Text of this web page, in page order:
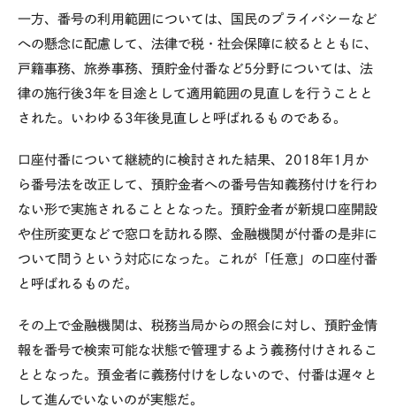
一方、番号の利用範囲については、国民のプライバシーなど
への懸念に配慮して、法律で税・社会保障に絞るとともに、
戸籍事務、旅券事務、預貯金付番など5分野については、法
律の施行後3年を目途として適用範囲の見直しを行うことと
された。いわゆる 3年後見直しと呼ばれるものである。
口座付番について継続的に検討された結果、 20 18年1 月か
ら番号法を改正して、預貯金者への番号告知義務付けを行わ
ない形で実施されることとなった。預貯金者が新規口座開設
や住所変更などで窓口を訪れる際、金融機関が付番の是非に
ついて問うという対応になった。これが「任意」の口座付番
と呼ばれるものだ。
その上で金融機関は、税務当局からの照会に対し、預貯金情
報を番号で検索可能な状態で管理するよう義務付けされるこ
ととなった。預金者に義務付けをしないので、付番は遅々と
して進んでいないのが実態だ。